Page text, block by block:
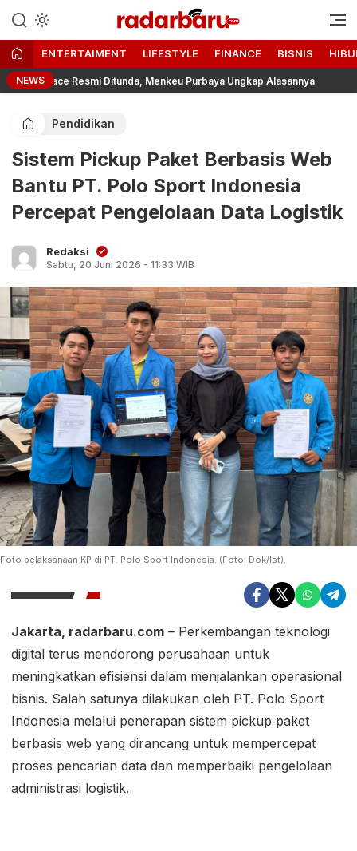
radarbaru.com
Informasi Berita Terbaru dan
Terkini Hari Ini
ENTERTAIMENT LIFESTYLE FINANCE BISNIS
NEWS
Resmi Ditunda, Menkeu Purbaya Ungkap Alasannya
Pendidikan
Sistem Pickup Paket Berbasis Web
Bantu PT. Polo Sport Indonesia
Percepat Pengelolaan Data Logistik
Redaksi
Sabtu, 20 Juni 2026 - 11:33 WIB
Foto pelaksanaan KP di PT. Polo Sport Indonesia. (Foto: Dok/Ist).
Jakarta, radarbaru.com – Perkembangan teknologi
digital terus mendorong perusahaan untuk
meningkatkan efisiensi dalam menjalankan operasional
bisnis. Salah satunya dilakukan oleh PT. Polo Sport
Indonesia melalui penerapan sistem pickup paket
berbasis web yang dirancang untuk mempercepat
proses pencarian data dan memperbaiki pengelolaan
administrasi logistik.